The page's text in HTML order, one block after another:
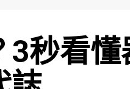
3秒看